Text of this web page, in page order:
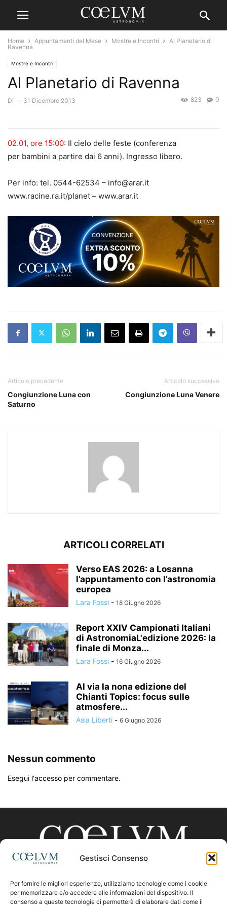
Gestisci Consenso
Per fornire le migliori esperienze, utilizziamo tecnologie come i cookie
per memorizzare e/o accedere alle informazioni del dispositivo. Il
consenso a queste tecnologie ci permetterà di elaborare dati come il
Home Appuntamenti del Mese Mostre e Incontri
Al Planetario di
Ravenna
Mostre e Incontri
Al Planetario di Ravenna
Di - 31 Dicembre 2013 0
823
02.01, ore 15:00: Il cielo delle feste (conferenza
per bambini a partire dai 6 anni). Ingresso libero.
Per info: tel. 0544-62534 – info@arar.it
www.racine.ra.it/planet – www.arar.it
Articolo precedente
Congiunzione Luna con
Saturno
Articolo successivo
Congiunzione Luna Venere
ARTICOLI CORRELATI
Verso EAS 2026: a Losanna
l’appuntamento con l’astronomia
europea
Lara Fossi - 18 Giugno 2026
Report XXIV Campionati Italiani
di AstronomiaL'edizione 2026: la
finale di Monza...
Lara Fossi - 16 Giugno 2026
Al via la nona edizione del
Chianti Topics: focus sulle
atmosfere...
Asia Liberti - 6 Giugno 2026
Nessun commento
Esegui l'accesso per commentare.
CHI SIAMO